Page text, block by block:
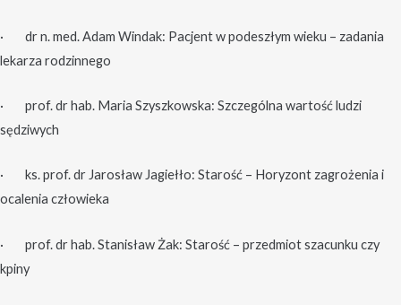
· dr n. med. Adam Windak: Pacjent w podeszłym wieku – zadania
lekarza rodzinnego
· prof. dr hab. Maria Szyszkowska: Szczególna wartość ludzi
sędziwych
· ks. prof. dr Jarosław Jagiełło: Starość – Horyzont zagrożenia i
ocalenia człowieka
· prof. dr hab. Stanisław Żak: Starość – przedmiot szacunku czy
kpiny